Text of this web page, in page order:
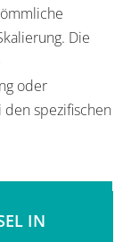
Die
oder
den spezifischen
IN